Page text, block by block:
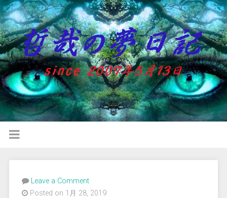
Leave a Comment
Posted on 1月 28, 2019